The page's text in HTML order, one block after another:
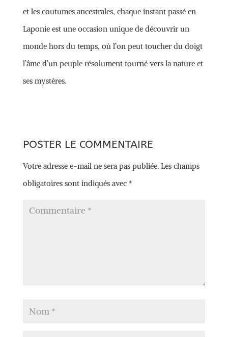
et les coutumes ancestrales, chaque instant passé en
Laponie est une occasion unique de découvrir un
monde hors du temps, où l’on peut toucher du doigt
l’âme d’un peuple résolument tourné vers la nature et
ses mystères.
POSTER LE COMMENTAIRE
Votre adresse e-mail ne sera pas publiée. Les champs
obligatoires sont indiqués avec *